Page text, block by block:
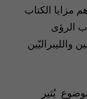
مزايا الكتاب
الرؤى
والليبراليّين
يُثير